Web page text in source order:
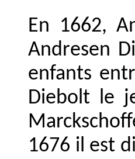
En 1662,
Andresen
enfants
Diebolt le
1676 il est